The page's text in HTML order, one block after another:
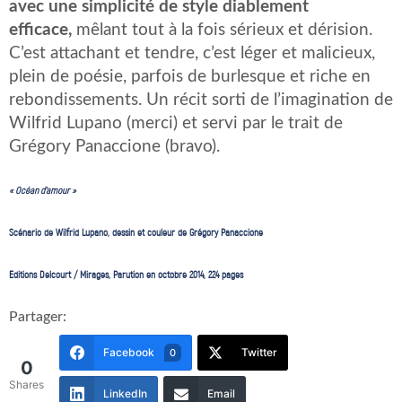
avec une simplicité de style diablement
efficace, mêlant tout à la fois sérieux et dérision.
C’est attachant et tendre, c’est léger et malicieux,
plein de poésie, parfois de burlesque et riche en
rebondissements. Un récit sorti de l’imagination de
Wilfrid Lupano (merci) et servi par le trait de
Grégory Panaccione (bravo).
« Océand’amour »
Scénario de Wilfrid Lupano, dessin et couleur de Grégory Panaccione
Editions Delcourt / Mirages, Parution en octobre 2014, 224 pages
Partager:
0
Shares
Facebook 0 Twitter
LinkedIn Email